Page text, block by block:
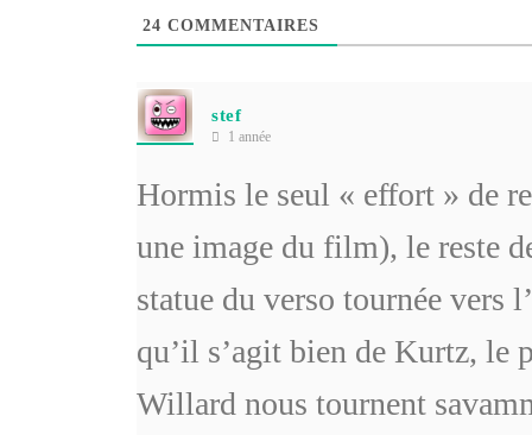
24 COMMENTAIRES
stef
1 année
Hormis le seul « effort » de
une image du film), le reste
statue du verso tournée vers
qu’il s’agit bien de Kurtz, le
Willard nous tournent